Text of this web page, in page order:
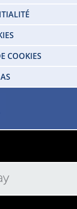
COOKIES